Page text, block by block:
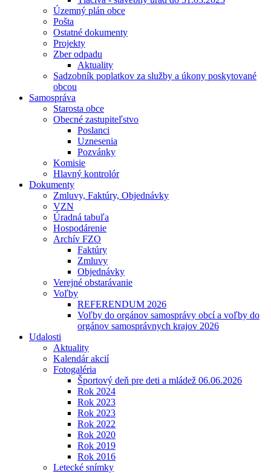
Územný plán obce
Pošta
Ostatné dokumenty
Projekty
Zber odpadu
Aktuality
Sadzobník poplatkov za služby a úkony poskytované
obcou
Samospráva
Starosta obce
Obecné zastupiteľstvo
Poslanci
Uznesenia
Pozvánky
Komisie
Hlavný kontrolór
Dokumenty
Zmluvy, Faktúry, Objednávky
VZN
Úradná tabuľa
Hospodárenie
Archív FZO
Faktúry
Zmluvy
Objednávky
Verejné obstarávanie
Voľby
REFERENDUM 2026
Voľby do orgánov samosprávy obcí a voľby do
orgánov samosprávnych krajov 2026
Udalosti
Aktuality
Kalendár akcií
Fotogaléria
Športový deň pre deti a mládež 06.06.2026
Rok 2024
Rok 2023
Rok 2023
Rok 2022
Rok 2020
Rok 2019
Rok 2016
Letecké snímky